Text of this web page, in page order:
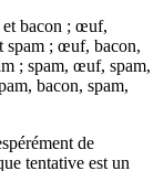
bacon ; œuf,
spam ; œuf, bacon,
; spam, œuf, spam,
bacon, spam,
de
tentative est un